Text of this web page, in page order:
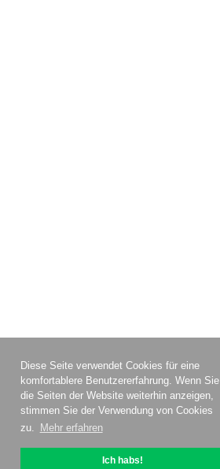
Diese Seite verwendet Cookies für eine
komfortablere Benutzererfahrung. Wenn Sie
die Seiten der Website weiterhin anzeigen,
stimmen Sie der Verwendung von Cookies
zu.
Mehr erfahren
Ich habs!